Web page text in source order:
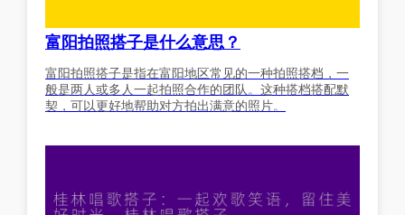
富阳拍照搭子是什么意思？
富阳拍照搭子是指在富阳地区常见的一种拍照搭档，一
般是两人或多人一起拍照合作的团队。这种搭档搭配默
契，可以更好地帮助对方拍出满意的照片。